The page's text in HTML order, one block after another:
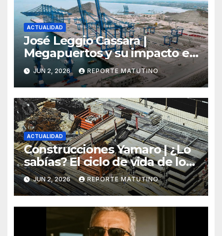
ACTUALIDAD
José Leggio Cassara |
Megapuertos y su impacto en
el turismo y el comercio
global
JUN 2, 2026 REPORTE MATUTINO
ACTUALIDAD
Construcciones Yamaro | ¿Lo
sabías? El ciclo de vida de los
materiales de construcción
revoluciona eficiencia en
proyectos modernos
JUN 2, 2026 REPORTE MATUTINO